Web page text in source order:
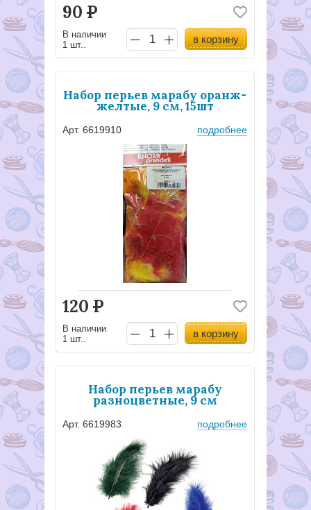
90 Р
В наличии
1 шт..
в корзину
Набор перьев марабу оранж-
желтые, 9 см, 15шт
Арт. 6619910 подробнее
120 Р
В наличии
1 шт..
в корзину
Набор перьев марабу
разноцветные, 9 см
Арт. 6619983 подробнее